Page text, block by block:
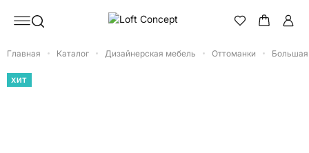
Главная Каталог Дизайнерская мебель Оттоманки
ХИТ